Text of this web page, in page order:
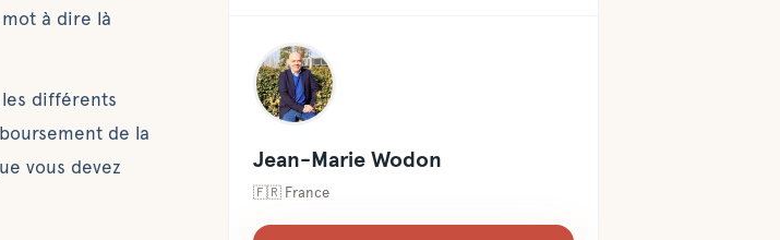
à dire là
différents
de la
vous devez
Jean-Marie Wodon
🇫🇷 France